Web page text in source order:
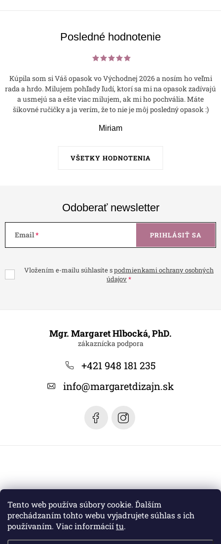
Tento web používa súbory cookie. Ďalším
prechádzaním tohto webu vyjadrujete súhlas s ich
používaním. Viac informáciítu.
Posledné hodnotenie
VŠETKY HODNOTENIA
Kúpila som si Váš opasok vo Východnej 2026 a nosím ho veľmi
rada a hrdo. Milujem pohľady ľudí, ktorí sa mi na opasok zadívajú
a usmejú sa a ešte viac milujem, ak mi ho pochvália. Máte
šikovné ručičky a ja verím, že to nie je môj posledný opasok :)
Miriam
Odoberať newsletter
Email
Vložením e-mailu súhlasíte spodmienkami ochrany osobných
údajov
PRIHLÁSIŤ SA
Mgr. Margaret Hlbocká, PhD.
+421 948 181 235
info@margaretdizajn.sk